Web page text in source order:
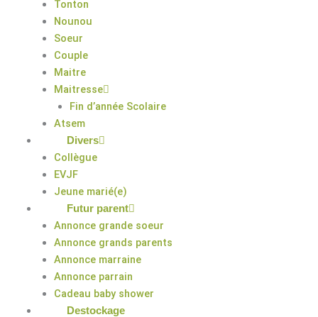
Tonton
Nounou
Soeur
Couple
Maitre
Maitresse
Fin d’année Scolaire
Atsem
Divers
Collègue
EVJF
Jeune marié(e)
Futur parent
Annonce grande soeur
Annonce grands parents
Annonce marraine
Annonce parrain
Cadeau baby shower
Destockage